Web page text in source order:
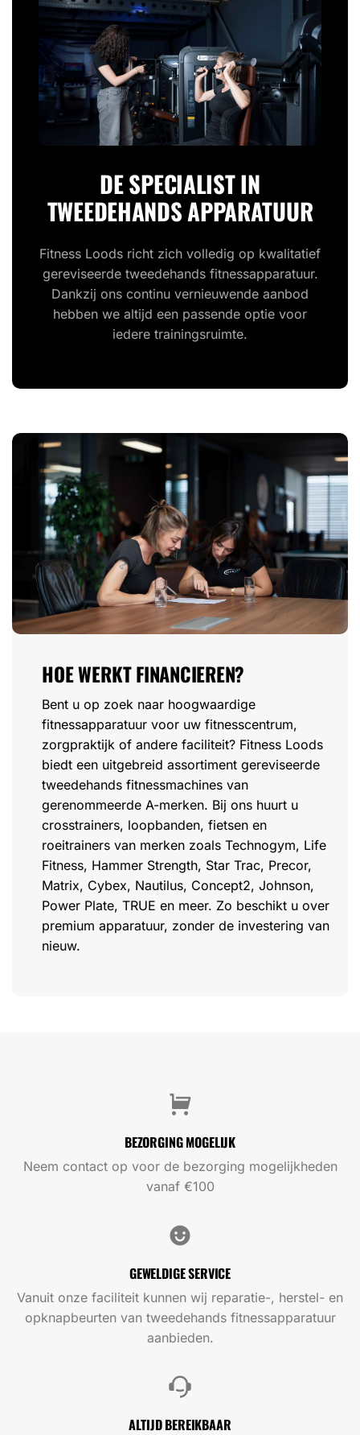
DE SPECIALIST IN
TWEEDEHANDS APPARATUUR
Fitness Loods richt zich volledig op kwalitatief
gereviseerde tweedehands fitnessapparatuur.
Dankzij ons continu vernieuwende aanbod
hebben we altijd een passende optie voor
iedere trainingsruimte.
HOE WERKT FINANCIEREN?
Bent u op zoek naar hoogwaardige
fitnessapparatuur voor uw fitnesscentrum,
zorgpraktijk of andere faciliteit? Fitness Loods
biedt een uitgebreid assortiment gereviseerde
tweedehands fitnessmachines van
gerenommeerde A-merken. Bij ons huurt u
crosstrainers, loopbanden, fietsen en
roeitrainers van merken zoals Technogym, Life
Fitness, Hammer Strength, Star Trac, Precor,
Matrix, Cybex, Nautilus, Concept2, Johnson,
Power Plate, TRUE en meer. Zo beschikt u over
premium apparatuur, zonder de investering van
nieuw.
BEZORGING MOGELIJK
Neem contact op voor de bezorging mogelijkheden
vanaf €100
GEWELDIGE SERVICE
Vanuit onze faciliteit kunnen wij reparatie-, herstel- en
opknapbeurten van tweedehands fitnessapparatuur
aanbieden.
ALTIJD BEREIKBAAR